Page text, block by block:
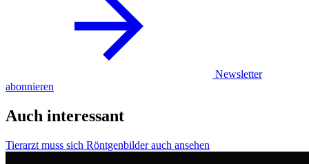
Newsletter
abonnieren
Auch interessant
Tierarzt muss sich Röntgenbilder auch ansehen